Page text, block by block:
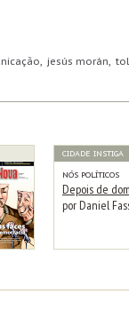
jesús morán,
CIDADE INSTIGA
NÓS POLÍTICOS
Depois de
por Daniel